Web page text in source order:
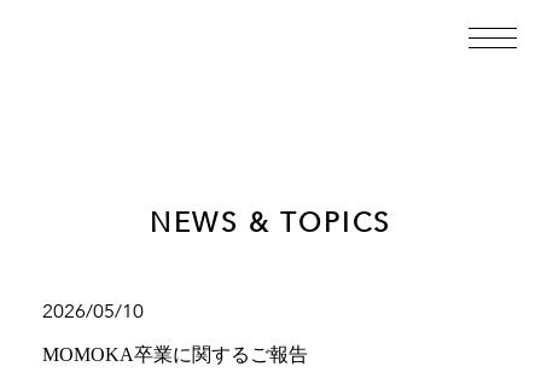
NEWS & TOPICS
2026/05/10
MOMOKA卒業に関するご報告